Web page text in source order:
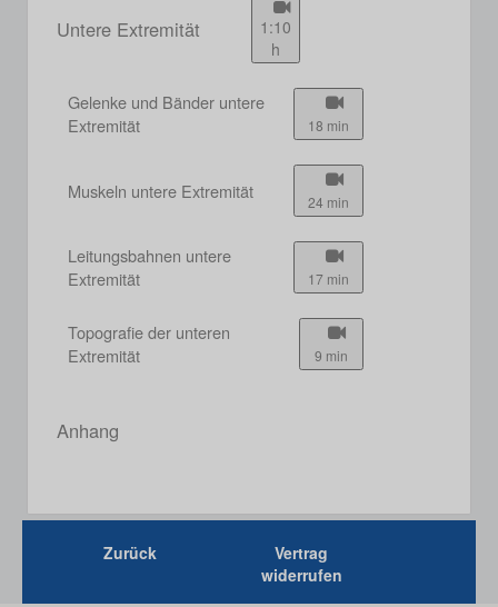
Untere Extremität
1:10
h
Gelenke und Bänder untere
Extremität
18 min
Muskeln untere Extremität 24 min
Leitungsbahnen untere
Extremität
17 min
Topografie der unteren
Extremität
9 min
Anhang
Zurück
Vertrag
widerrufen